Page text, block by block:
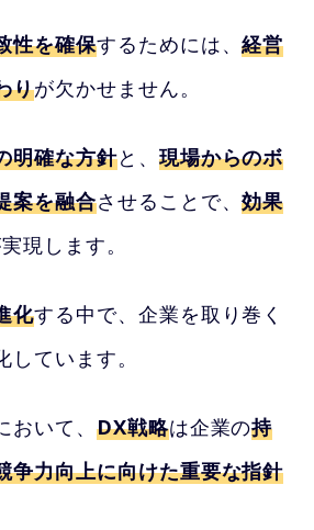
性を確保するためには、経営
りが欠かせません。
明確な方針と、 現場からのボ
案を融合させることで、効果
現します。
化する中で、企業を取り巻く
ています。
いて、 DX戦略は企業の持
争力向上に向けた重要な指針